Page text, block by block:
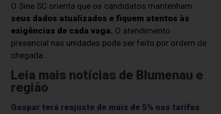
O Sine SC orienta que os candidatos mantenham
seus dados atualizados e fiquem atentos às
exigências de cada vaga. O atendimento
presencial nas unidades pode ser feito por ordem de
chegada.
Leia mais notícias de Blumenau e
região
Gaspar terá reajuste de mais de 5% nas tarifas